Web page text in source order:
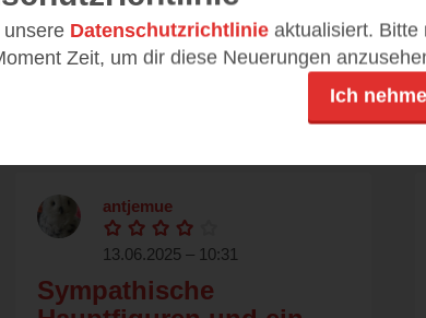
Kurz nach dem zweiten Weltkrieg wird
eine Behörde für
Familienzusammenführungen gegründet.
antjemue
13.06.2025 – 10:31
Sympathische
Datenschutzrichtlinie aktualisiert. Bitte
Zeit, um dir diese Neuerungen
Ich